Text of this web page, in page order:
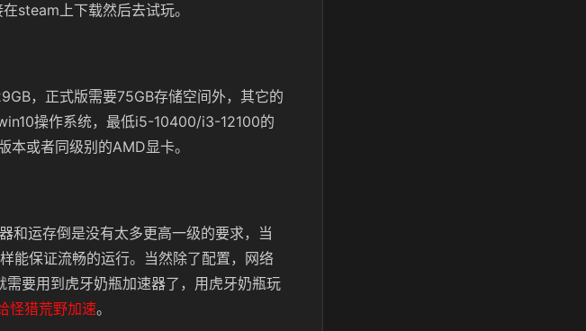
steam上下载然后去试玩。
，正式版需要75GB存储空间外，其它的
操作系统，最低i5-10400/i3-12100的
或者同级别的AMD显卡。
和运存倒是没有太多更高一级的要求，当
能保证流畅的运行。当然除了配置，网络
要用到虎牙奶瓶加速器了，用虎牙奶瓶玩
怪猎荒野加速。